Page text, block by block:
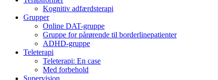
Kognitiv adfærdsterapi
Grupper
Online DAT-gruppe
Gruppe for pårørende til borderlinepatienter
ADHD-gruppe
Teleterapi
Teleterapi: En case
Med forbehold
Supervision